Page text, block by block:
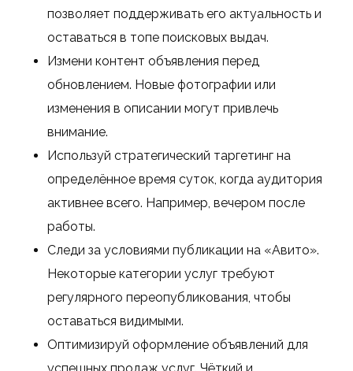
позволяет поддерживать его актуальность и
оставаться в топе поисковых выдач.
Измени контент объявления перед
обновлением. Новые фотографии или
изменения в описании могут привлечь
внимание.
Используй стратегический таргетинг на
определённое время суток, когда аудитория
активнее всего. Например, вечером после
работы.
Следи за условиями публикации на «Авито».
Некоторые категории услуг требуют
регулярного переопубликования, чтобы
оставаться видимыми.
Оптимизируй оформление объявлений для